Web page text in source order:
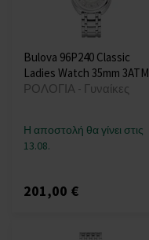
Bulova 96P240 Classic
Ladies Watch 35mm 3ATM
ΡΟΛΟΓΙΑ - Γυναίκες
Η αποστολή θα γίνει στις
13.08.
201,00 €